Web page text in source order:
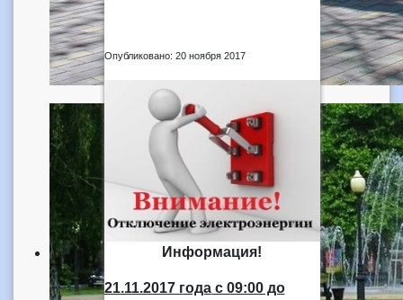
Опубликовано: 20 ноября 2017
Информация!
21.11.2017 годас 09:00 до